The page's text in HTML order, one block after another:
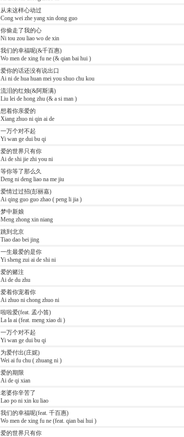
从未这样心动过
Cong wei zhe yang xin dong guo
你偷走了我的心
Ni tou zou liao wo de xin
我们的幸福呢(&千百惠)
Wo men de xing fu ne (& qian bai hui )
爱你的话还没有说出口
Ai ni de hua huan mei you shuo chu kou
流泪的红烛(&阿斯满)
Liu lei de hong zhu (& a si man )
想着你亲爱的
Xiang zhuo ni qin ai de
一万个对不起
Yi wan ge dui bu qi
爱的世界只有你
Ai de shi jie zhi you ni
等你等了那么久
Deng ni deng liao na me jiu
爱情过过招(彭丽嘉)
Ai qing guo guo zhao ( peng li jia )
梦中新娘
Meng zhong xin niang
跳到北京
Tiao dao bei jing
一生最爱的是你
Yi sheng zui ai de shi ni
爱的赌注
Ai de du zhu
爱着你宠着你
Ai zhuo ni chong zhuo ni
啦啦爱(feat. 孟小笛)
La la ai (feat. meng xiao di )
一万个对不起
Yi wan ge dui bu qi
为爱付出(庄妮)
Wei ai fu chu ( zhuang ni )
爱的期限
Ai de qi xian
老婆你辛苦了
Lao po ni xin ku liao
我们的幸福呢(feat. 千百惠)
Wo men de xing fu ne (feat. qian bai hui )
爱的世界只有你